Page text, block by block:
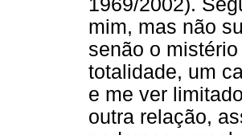
1969/2002).
mim, mas não
senão o
totalidade, um
e me ver
outra relação,